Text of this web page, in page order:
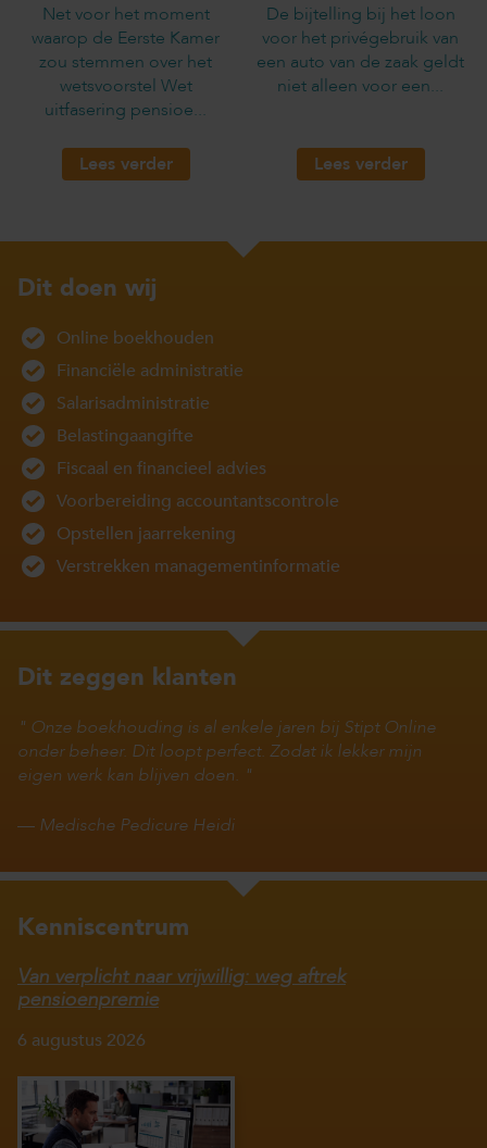
Net voor het moment
waarop de Eerste Kamer
zou stemmen over het
wetsvoorstel Wet
uitfasering pensioe...
Lees verder
De bijtelling bij het loon
voor het privégebruik van
een auto van de zaak geldt
niet alleen voor een...
Lees verder
Dit doen wij
Online boekhouden
Financiële administratie
Salarisadministratie
Belastingaangifte
Fiscaal en financieel advies
Voorbereiding accountantscontrole
Opstellen jaarrekening
Verstrekken managementinformatie
Dit zeggen klanten
Onze boekhouding is al enkele jaren bij Stipt Online
onder beheer. Dit loopt perfect. Zodat ik lekker mijn
eigen werk kan blijven doen.
— Medische Pedicure Heidi
Kenniscentrum
Van verplicht naar vrijwillig: weg aftrek
pensioenpremie
6 augustus 2026